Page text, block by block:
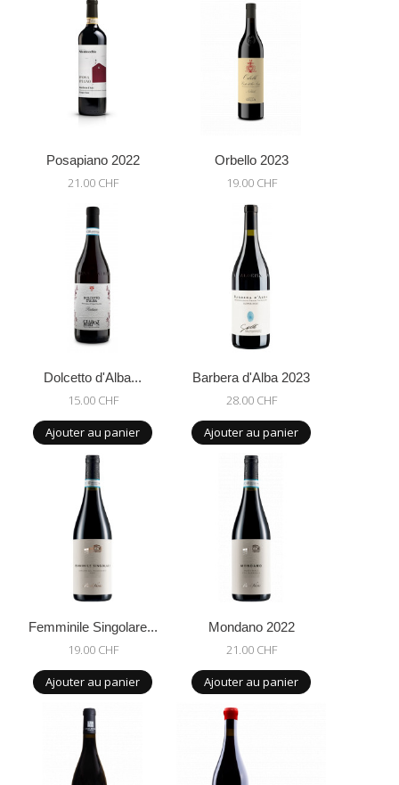
Posapiano 2022
21.00 CHF
Orbello 2023
19.00 CHF
Dolcetto d'Alba...
15.00 CHF
Ajouter au panier
Barbera d'Alba 2023
28.00 CHF
Ajouter au panier
Femminile Singolare...
19.00 CHF
Ajouter au panier
Mondano 2022
21.00 CHF
Ajouter au panier